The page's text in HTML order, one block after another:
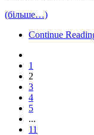
(більше…)
Continue
1
2
3
4
5
...
11